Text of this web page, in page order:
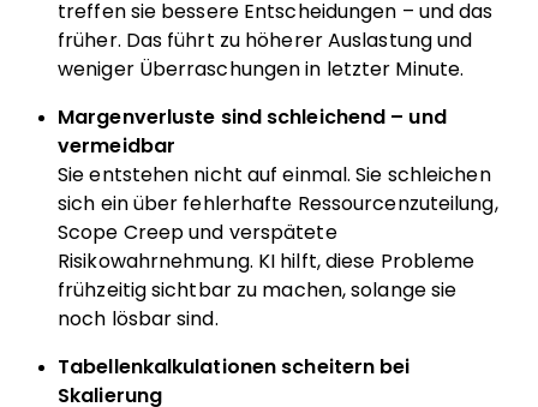
treffen sie bessere Entscheidungen – und das
früher. Das führt zu höherer Auslastung und
weniger Überraschungen in letzter Minute.
Margenverluste sind schleichend – und
vermeidbar
Sie entstehen nicht auf einmal. Sie schleichen
sich ein über fehlerhafte Ressourcenzuteilung,
Scope Creep und verspätete
Risikowahrnehmung. KI hilft, diese Probleme
frühzeitig sichtbar zu machen, solange sie
noch lösbar sind.
Tabellenkalkulationen scheitern bei
Skalierung